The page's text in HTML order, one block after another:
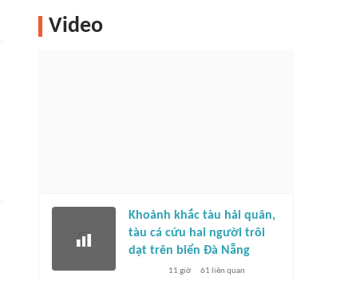
Video
Khoảnh khắc tàu hải quân,
tàu cá cứu hai người trôi
dạt trên biển Đà Nẵng
11 giờ 61 liên quan